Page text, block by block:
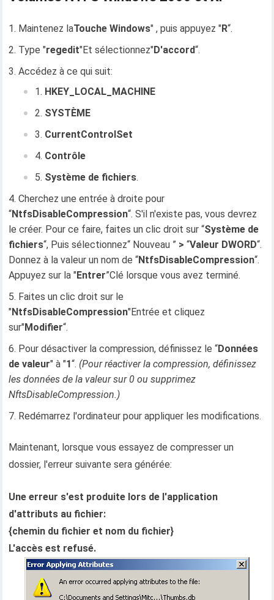
Maintenez laTouche Windows" , puis appuyez "R“.
Type "regedit"Et sélectionnez"D'accord“.
Accédez à ce qui suit:
HKEY_LOCAL_MACHINE
SYSTÈME
CurrentControlSet
Contrôle
Système de fichiers.
Cherchez une entrée à droite pour
“NtfsDisableCompression“. S'il n'existe pas, vous devrez
le créer. Pour ce faire, faites un clic droit sur “Système de
fichiers“, Puis sélectionnez“ Nouveau ” > “Valeur DWORD“.
Donnez à la valeur un nom de “NtfsDisableCompression“.
Appuyez sur la "Entrer”Clé lorsque vous avez terminé.
Faites un clic droit sur le
"NtfsDisableCompression"Entrée et cliquez
sur"Modifier“.
Pour désactiver la compression, définissez le “Données
de valeur" à "1“. (Pour réactiver la compression, définissez
les données de la valeur sur 0 ou supprimez
NftsDisableCompression.)
Redémarrez l'ordinateur pour appliquer les modifications.
Maintenant, lorsque vous essayez de compresser un
dossier, l'erreur suivante sera générée:
Une erreur s'est produite lors de l'application
d'attributs au fichier:
{chemin du fichier et nom du fichier}
L'accès est refusé.